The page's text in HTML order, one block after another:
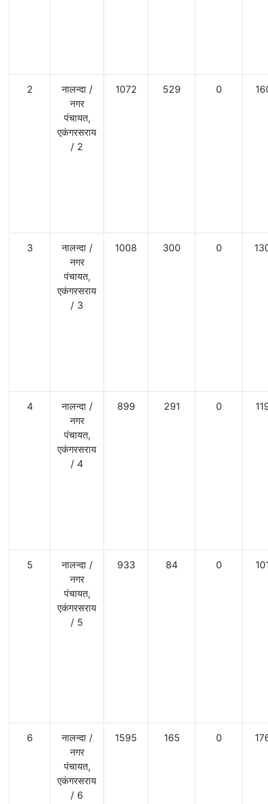
2 नालन्दा/
नगर
पंचायत,
एकंगरसराय
/ 2
1072 529 0
3 नालन्दा/
नगर
पंचायत,
एकंगरसराय
/ 3
1008 300 0
4 नालन्दा/
नगर
पंचायत,
एकंगरसराय
/ 4
899 291 0
5 नालन्दा/
नगर
पंचायत,
एकंगरसराय
/ 5
933 84 0
6 नालन्दा/
नगर
पंचायत,
एकंगरसराय
/ 6
1595 165 0